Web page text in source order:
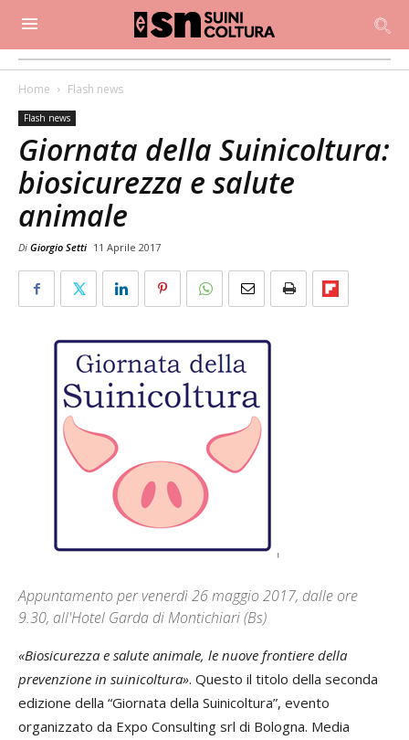
Home Flash news
Flash news
Giornata della Suinicoltura:
biosicurezza e salute
animale
Di Giorgio Setti 11 Aprile 2017
Appuntamento per venerdì 26 maggio 2017, dalle ore
9.30, all'Hotel Garda di Montichiari (Bs)
«Biosicurezza e salute animale, le nuove frontiere della
prevenzione in suinicoltura». Questo il titolo della seconda
edizione della “Giornata della Suinicoltura”, evento
organizzato da Expo Consulting srl di Bologna. Media